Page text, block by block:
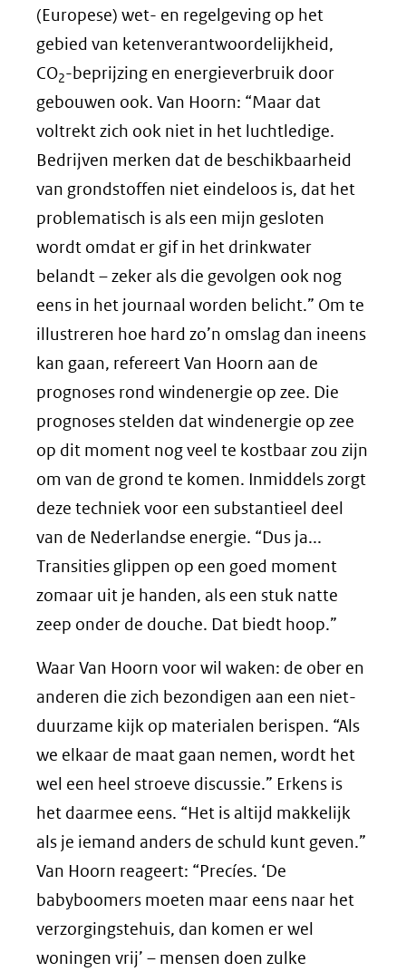
(Europese) wet- en regelgeving op het
gebied van ketenverantwoordelijkheid,
CO2-beprijzing en energieverbruik door
gebouwen ook. Van Hoorn: “Maar dat
voltrekt zich ook niet in het luchtledige.
Bedrijven merken dat de beschikbaarheid
van grondstoffen niet eindeloos is, dat het
problematisch is als een mijn gesloten
wordt omdat er gif in het drinkwater
belandt – zeker als die gevolgen ook nog
eens in het journaal worden belicht.” Om te
illustreren hoe hard zo’n omslag dan ineens
kan gaan, refereert Van Hoorn aan de
prognoses rond windenergie op zee. Die
prognoses stelden dat windenergie op zee
op dit moment nog veel te kostbaar zou zijn
om van de grond te komen. Inmiddels zorgt
deze techniek voor een substantieel deel
van de Nederlandse energie. “Dus ja...
Transities glippen op een goed moment
zomaar uit je handen, als een stuk natte
zeep onder de douche. Dat biedt hoop.”
Waar Van Hoorn voor wil waken: de ober en
anderen die zich bezondigen aan een niet-
duurzame kijk op materialen berispen. “Als
we elkaar de maat gaan nemen, wordt het
wel een heel stroeve discussie.” Erkens is
het daarmee eens. “Het is altijd makkelijk
als je iemand anders de schuld kunt geven.”
Van Hoorn reageert: “Precíes. ‘De
babyboomers moeten maar eens naar het
verzorgingstehuis, dan komen er wel
woningen vrij’ – mensen doen zulke